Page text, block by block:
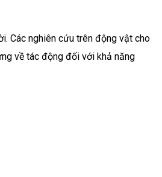
Các nghiên cứu trên động vật cho
về tác động đối với khả năng